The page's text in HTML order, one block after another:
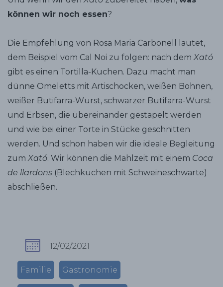
können wir noch essen?
Die Empfehlung von Rosa Maria Carbonell lautet,
dem Beispiel vom Cal Noi zu folgen: nach dem Xató
gibt es einen Tortilla-Kuchen. Dazu macht man
dünne Omeletts mit Artischocken, weißen Bohnen,
weißer Butifarra-Wurst, schwarzer Butifarra-Wurst
und Erbsen, die übereinander gestapelt werden
und wie bei einer Torte in Stücke geschnitten
werden. Und schon haben wir die ideale Begleitung
zum Xató. Wir können die Mahlzeit mit einem Coca
de llardons (Blechkuchen mit Schweineschwarte)
abschließen.
12/02/2021
Familie Gastronomie